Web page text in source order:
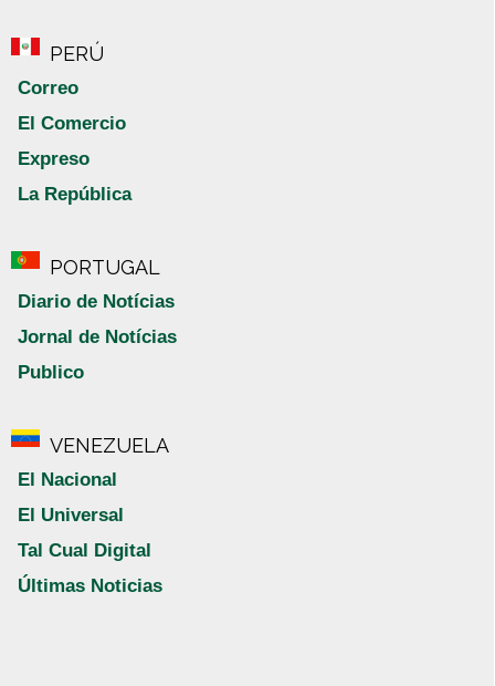
PERÚ
Correo
El Comercio
Expreso
La República
PORTUGAL
Diario de Notícias
Jornal de Notícias
Publico
VENEZUELA
El Nacional
El Universal
Tal Cual Digital
Últimas Noticias